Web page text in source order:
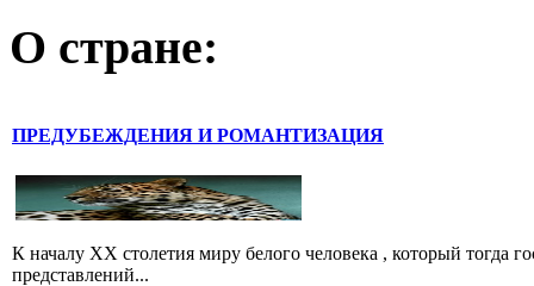
О стране:
ПРЕДУБЕЖДЕНИЯ И РОМАНТИЗАЦИЯ
К началу XX столетия миру белого человека , который тогда
представлений...